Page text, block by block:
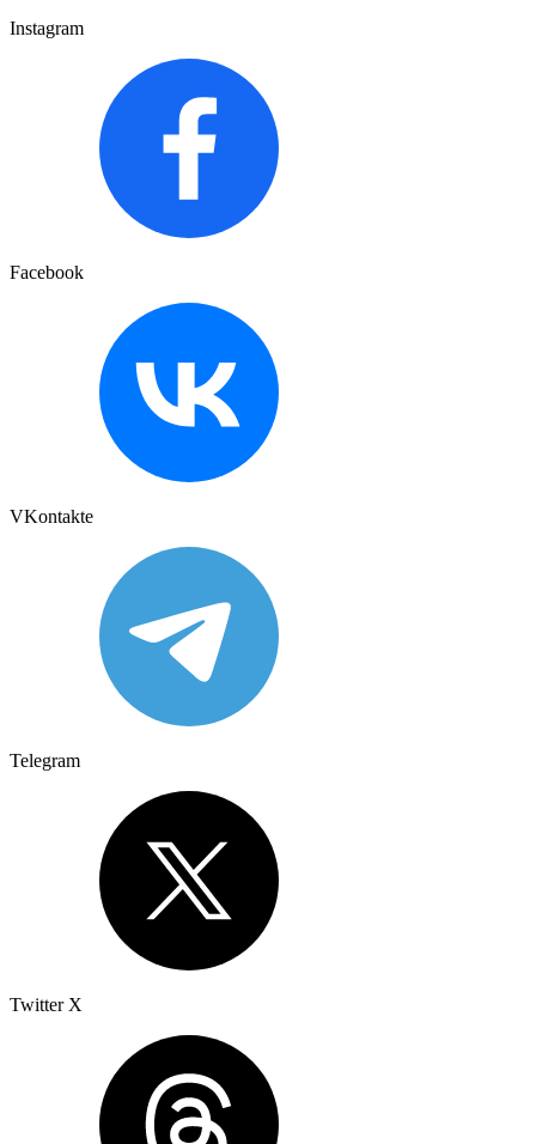
Instagram
Facebook
VKontakte
Telegram
Twitter X